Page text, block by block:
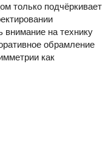
только подчёркивает
внимание на технику
обрамление
как